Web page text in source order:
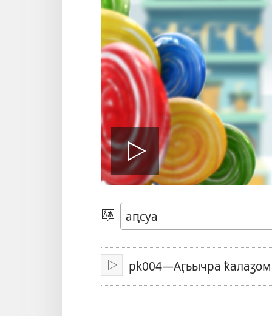
Аҿакра
Абызшәа
алхра
Арҳәара
pk004—Аӷьычра ҟалаӡом